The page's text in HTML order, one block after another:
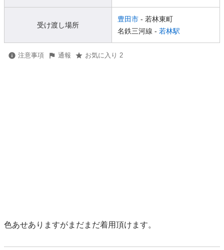
受け渡し場所
豊田市 - 若林東町
名鉄三河線 - 若林駅
注意事項 通報 お気に入り 2
色あせありますがまだまだ着用頂けます。